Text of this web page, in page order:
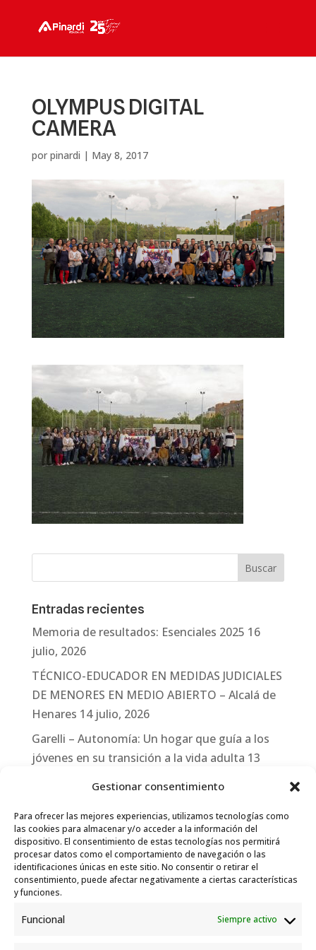
Gestionar consentimiento
Para ofrecer las mejores experiencias, utilizamos tecnologías como
las cookies para almacenar y/o acceder a la información del
dispositivo. El consentimiento de estas tecnologías nos permitirá
procesar datos como el comportamiento de navegación o las
identificaciones únicas en este sitio. No consentir o retirar el
consentimiento, puede afectar negativamente a ciertas características
y funciones.
Funcional Siempre activo
OLYMPUS DIGITAL
CAMERA
por pinardi | May 8, 2017
Entradas recientes
Memoria de resultados: Esenciales 2025 16
julio, 2026
TÉCNICO-EDUCADOR EN MEDIDAS JUDICIALES
DE MENORES EN MEDIO ABIERTO – Alcalá de
Henares 14 julio, 2026
Garelli – Autonomía: Un hogar que guía a los
jóvenes en su transición a la vida adulta 13
Garelli-Refugio: Acciones de empleo en el
marco del Sistema de Acogida de Protección
Internacional 10 julio, 2026